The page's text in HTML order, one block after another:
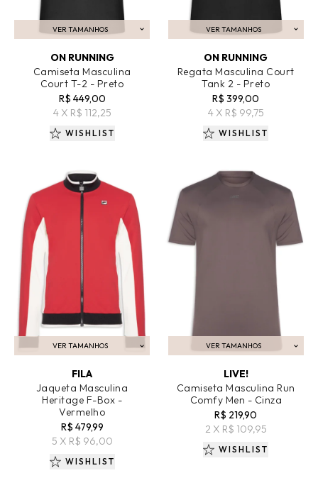
VER TAMANHOS
ADICIONAR AO CARRINHO
ON RUNNING
Camiseta Masculina
Court T-2 - Preto
R$ 449,00
4 X R$ 112,25
WISHLIST
VER TAMANHOS
ADICIONAR AO CARRINHO
ON RUNNING
Regata Masculina Court
Tank 2 - Preto
R$ 399,00
4 X R$ 99,75
WISHLIST
VER TAMANHOS
ADICIONAR AO CARRINHO
FILA
Jaqueta Masculina
Heritage F-Box -
Vermelho
R$ 479,99
5 X R$ 96,00
WISHLIST
VER TAMANHOS
ADICIONAR AO CARRINHO
LIVE!
Camiseta Masculina Run
Comfy Men - Cinza
R$ 219,90
2 X R$ 109,95
WISHLIST